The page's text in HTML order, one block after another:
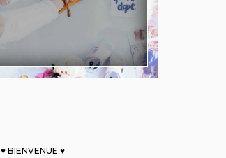
♥ BIENVENUE ♥